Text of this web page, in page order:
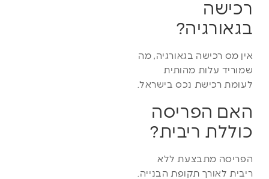
רכישה
בגאורגיה?
אין מס רכישה בגאורגיה, מה
שמוריד עלות מהותית
לעומת רכישת נכס בישראל.
האם הפריסה
כוללת ריבית?
הפריסה מתבצעת ללא
ריבית לאורך תקופת הבנייה.